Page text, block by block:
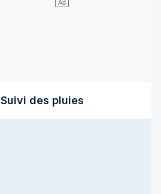
Suivi des pluies